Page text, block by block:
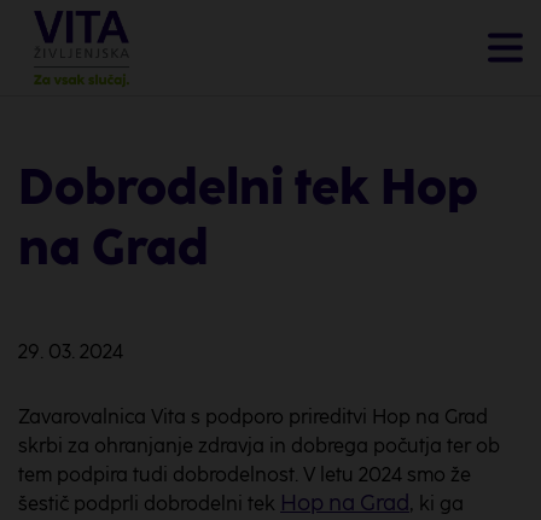
Dobrodelni tek Hop
na Grad
29. 03. 2024
Zavarovalnica Vita s podporo prireditvi Hop na Grad
skrbi za ohranjanje zdravja in dobrega počutja ter ob
tem podpira tudi dobrodelnost. V letu 2024 smo že
šestič podprli dobrodelni tek Hop na Grad , ki ga